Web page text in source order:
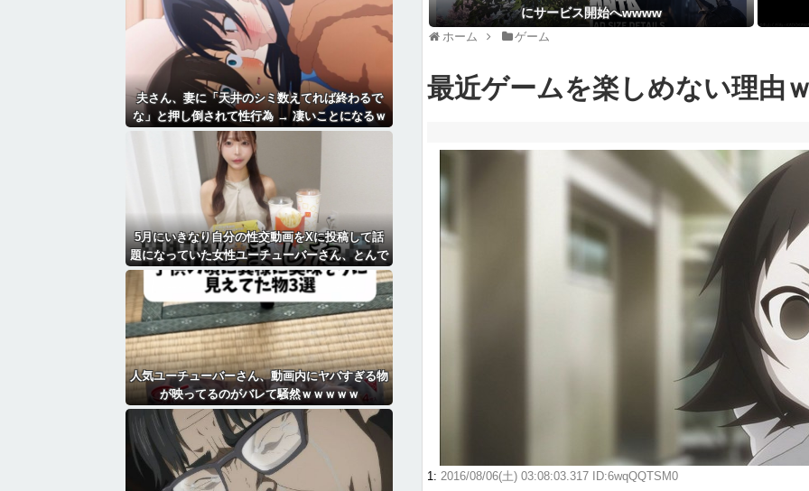
にサービス開始へwwww
ホーム ゲーム
最近ゲームを楽しめない理由
1: 2016/08/06(土) 03:08:03.317 ID:6wqQQTSM0
夫さん、妻に「天井のシミ数えてれば終わるで
な」と押し倒されて性行為 → 凄いことになるｗ
ｗｗｗｗ
5月にいきなり自分の性交動画をXに投稿して話
題になっていた女性ユーチューバーさん、とんで
もないことになっていた・・・
人気ユーチューバーさん、動画内にヤバすぎる物
が映ってるのがバレて騒然ｗｗｗｗｗ